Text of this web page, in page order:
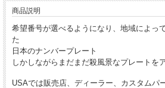
商品説明
希望番号が選べるようになり、地域によっ
た
日本のナンバープレート
しかしながらまだまだ殺風景なプレートを
USAでは販売店、ディーラー、カスタムパ